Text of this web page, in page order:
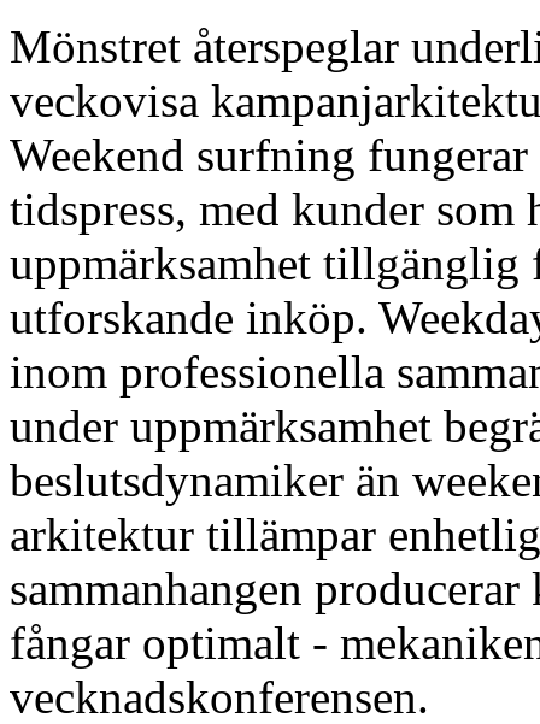
Mönstret återspeglar
veckovisa
Weekend surfning
tidspress, med kunder som
uppmärksamhet tillgänglig
utforskande inköp.
inom professionella
under uppmärksamhet
beslutsdynamiker än
arkitektur tillämpar
sammanhangen
fångar optimalt -
vecknadskonferensen.